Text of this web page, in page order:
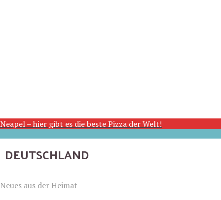
Neapel – hier gibt es die beste Pizza der Welt!
DEUTSCHLAND
Neues aus der Heimat